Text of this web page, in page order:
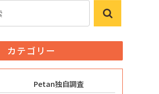
カテゴリー
Petan独自調査